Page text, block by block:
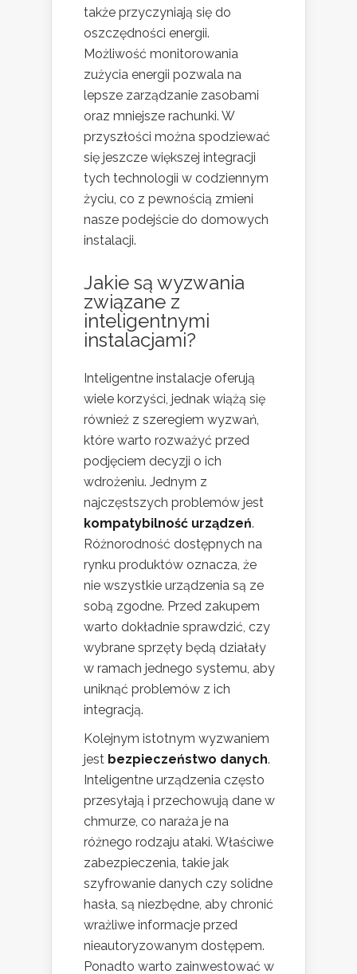
także przyczyniają się do
oszczędności energii.
Możliwość monitorowania
zużycia energii pozwala na
lepsze zarządzanie zasobami
oraz mniejsze rachunki. W
przyszłości można spodziewać
się jeszcze większej integracji
tych technologii w codziennym
życiu, co z pewnością zmieni
nasze podejście do domowych
instalacji.
Jakie są wyzwania
związane z
inteligentnymi
instalacjami?
Inteligentne instalacje oferują
wiele korzyści, jednak wiążą się
również z szeregiem wyzwań,
które warto rozważyć przed
podjęciem decyzji o ich
wdrożeniu. Jednym z
najczęstszych problemów jest
kompatybilność urządzeń.
Różnorodność dostępnych na
rynku produktów oznacza, że
nie wszystkie urządzenia są ze
sobą zgodne. Przed zakupem
warto dokładnie sprawdzić, czy
wybrane sprzęty będą działały
w ramach jednego systemu, aby
uniknąć problemów z ich
integracją.
Kolejnym istotnym wyzwaniem
jest bezpieczeństwo danych.
Inteligentne urządzenia często
przesyłają i przechowują dane w
chmurze, co naraża je na
różnego rodzaju ataki. Właściwe
zabezpieczenia, takie jak
szyfrowanie danych czy solidne
hasła, są niezbędne, aby chronić
wrażliwe informacje przed
nieautoryzowanym dostępem.
Ponadto warto zainwestować w